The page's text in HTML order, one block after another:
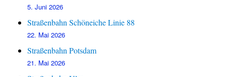
5. Juni 2026
Straßenbahn Schöneiche Linie 88
22. Mai 2026
Straßenbahn Potsdam
21. Mai 2026